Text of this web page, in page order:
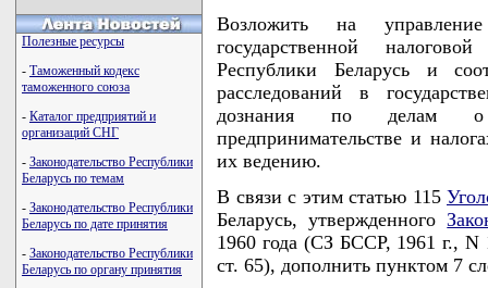
Полезные ресурсы
- Таможенный кодекс
таможенного союза
- Каталог предприятий и
организаций СНГ
- Законодательство Республики
Беларусь по темам
- Законодательство Республики
Беларусь по дате принятия
- Законодательство Республики
Беларусь по органу принятия
Возложить на
государственной
Республики Беларусь и
расследований в
дознания по делам о
предпринимательстве и
их ведению.
В связи с этим статью 115
Беларусь, утвержденного
1960 года (СЗ БССР, 1961 г., N
ст. 65), дополнить пунктом 7